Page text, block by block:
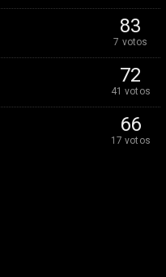
83
7 votos
72
41 votos
66
17 votos